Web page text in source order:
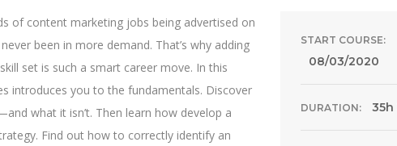
of content marketing jobs being advertised on
been in more demand. That’s why adding
set is such a smart career move. In this
introduces you to the fundamentals. Discover
what it isn’t. Then learn how develop a
Find out how to correctly identify an
START COURSE:
08/03/2020
DURATION: 35h